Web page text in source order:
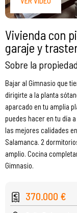
Vivienda con
garaje y
Sobre la
Bajar al Gimnasio que
dirigirte a la planta
aparcado en tu amplia
puedes hacer en tu día
las mejores calidades
Salamanca. 2
amplio. Cocina
Gimnasio.
370.000 €